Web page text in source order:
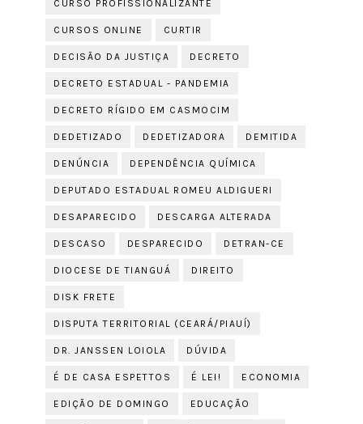
CURSO PROFISSIONALIZANTE
CURSOS ONLINE CURTIR
DECISÃO DA JUSTIÇA DECRETO
DECRETO ESTADUAL - PANDEMIA
DECRETO RÍGIDO EM CASMOCIM
DEDETIZADO DEDETIZADORA DEMITIDA
DENÚNCIA DEPENDÊNCIA QUÍMICA
DEPUTADO ESTADUAL ROMEU ALDIGUERI
DESAPARECIDO DESCARGA ALTERADA
DESCASO DESPARECIDO DETRAN-CE
DIOCESE DE TIANGUÁ DIREITO
DISK FRETE
DISPUTA TERRITORIAL (CEARÁ/PIAUÍ)
DR. JANSSEN LOIOLA DÚVIDA
É DE CASA ESPETTOS É LEI! ECONOMIA
EDIÇÃO DE DOMINGO EDUCAÇÃO